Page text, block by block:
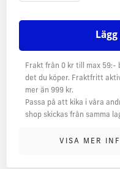
Frakt från 0 kr till max 59:-
det du köper. Fraktfritt
mer än 999 kr.
Passa på att kika i våra
shop skickas från samma
MER INFORMATION
VISA MER